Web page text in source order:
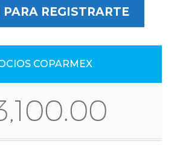
REGISTRARTE
COPARMEX